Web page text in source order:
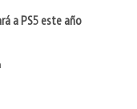
a PS5 este año